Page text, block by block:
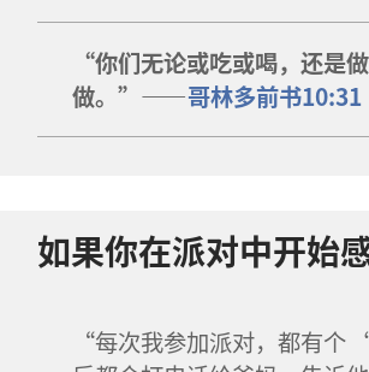
“你们无论或吃或喝，还是
做。”——哥林多前书10:31
如果你在派对中开始
“每次我参加派对，都有